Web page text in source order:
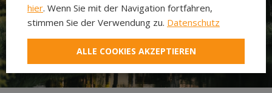
hier. Wenn Sie mit der Navigation fortfahren,
stimmen Sie der Verwendung zu. Datenschutz
ALLE COOKIES AKZEPTIEREN